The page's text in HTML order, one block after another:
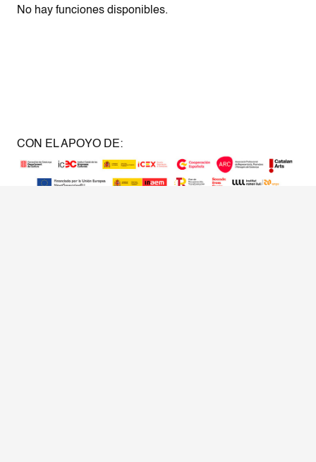
No hay funciones disponibles.
CON EL APOYO DE: